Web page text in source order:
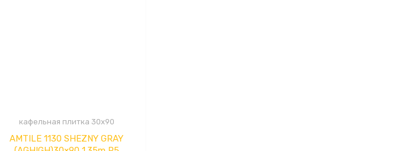
кафельная плитка 30x90
AMTILE 1130 SHEZNY GRAY